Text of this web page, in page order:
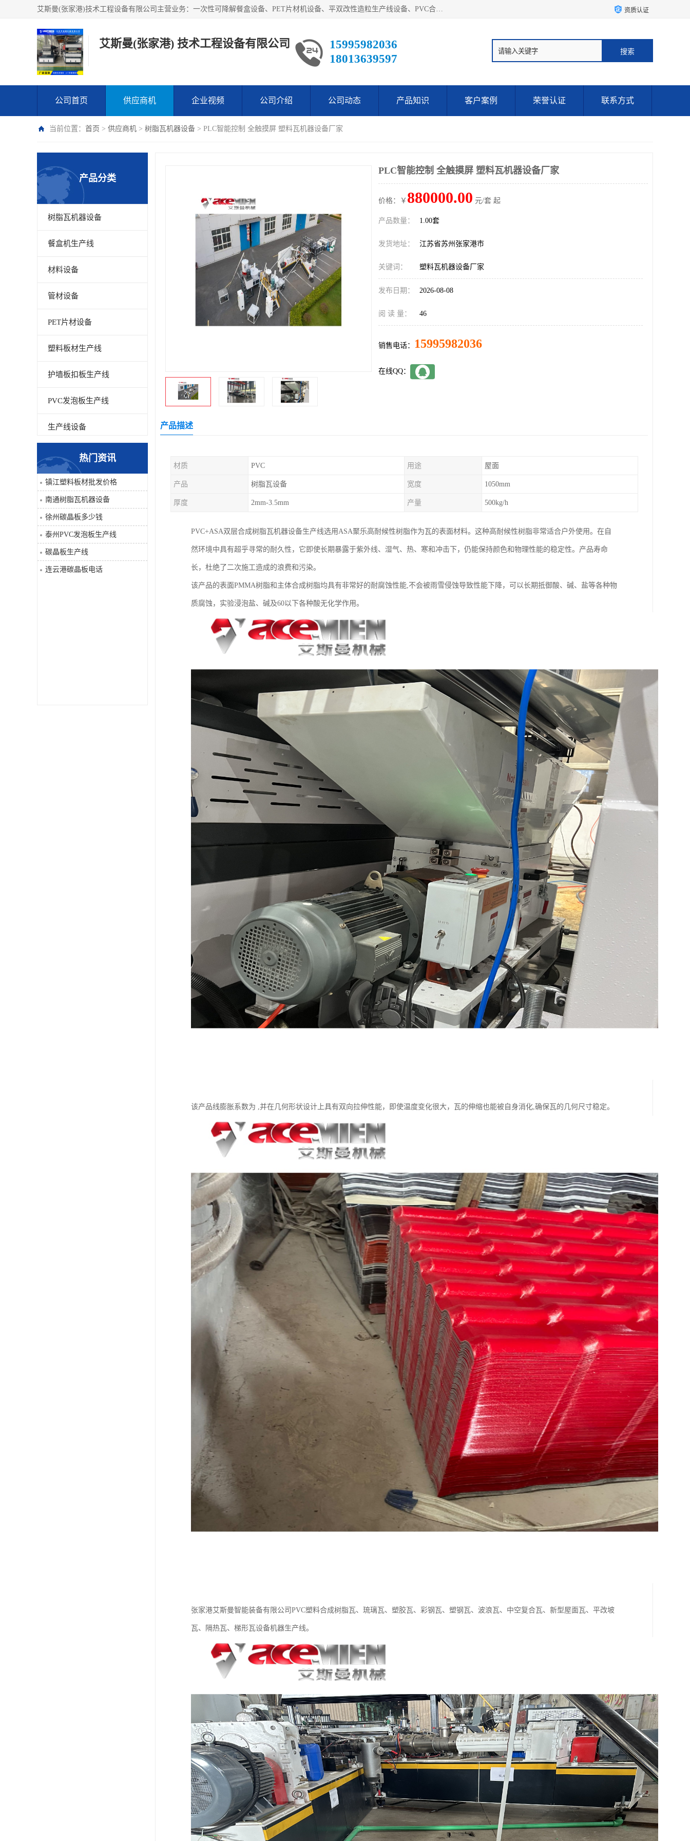
艾斯曼(张家港)技术工程设备有限公司主营业务：一次性可降解餐盒设备、PET片材机设备、平双改性造粒生产线设备、PVC合成树脂瓦设备、PP中空建筑模板设备、PVC管材设备等。成立至今，在国内我们的产品已经销售到全国所有省份，拥有多家客户，在国外产品出口到五十多个国家和地区。 资质认证
艾斯曼(张家港) 技术工程设备有限公司
15995982036
18013639597
公司首页 供应商机 企业视频 公司介绍 公司动态 产品知识 客户案例 荣誉认证 联系方式
当前位置： 首页 > 供应商机 > 树脂瓦机器设备 > PLC智能控制 全触摸屏 塑料瓦机器设备厂家
产品分类
树脂瓦机器设备
餐盒机生产线
材料设备
管材设备
PET片材设备
塑料板材生产线
护墙板扣板生产线
PVC发泡板生产线
生产线设备
碳晶板生产线
PVC仿大理石板生产线
热门资讯
镇江塑料板材批发价格
南通树脂瓦机器设备
徐州碳晶板多少钱
泰州PVC发泡板生产线
碳晶板生产线
连云港碳晶板电话
PLC智能控制 全触摸屏 塑料瓦机器设备厂家
价格：￥ 880000.00 元/套 起
产品数量： 1.00套
发货地址： 江苏省苏州张家港市
关键词： 塑料瓦机器设备厂家
发布日期： 2026-08-08
阅 读 量： 46
销售电话： 15995982036
在线QQ：
产品描述
材质 PVC 用途 屋面
产品 树脂瓦设备 宽度 1050mm
厚度 2mm-3.5mm 产量 500kg/h
PVC+ASA双层合成树脂瓦机器设备生产线选用ASA聚乐高耐候性树脂作为瓦的表面材料。这种高耐候性树脂非常适合户外使用。在自
然环境中具有超乎寻常的耐久性，它即使长期暴露于紫外线、湿气、热、寒和冲击下，仍能保持颜色和物理性能的稳定性。产品寿命
长，杜绝了二次施工造成的浪费和污染。
该产品的表面PMMA树脂和主体合成树脂均具有非常好的耐腐蚀性能,不会被雨雪侵蚀导致性能下降，可以长期抵御酸、碱、盐等各种物
质腐蚀，实验浸泡盐、碱及60以下各种酸无化学作用。
该产品线膨胀系数为 ,并在几何形状设计上具有双向拉伸性能，即使温度变化很大，瓦的伸缩也能被自身消化,确保瓦的几何尺寸稳定。
张家港艾斯曼智能装备有限公司PVC塑料合成树脂瓦、琉璃瓦、塑胶瓦、彩钢瓦、塑钢瓦、波浪瓦、中空复合瓦、新型屋面瓦、平改坡
瓦、隔热瓦、梯形瓦设备机器生产线。